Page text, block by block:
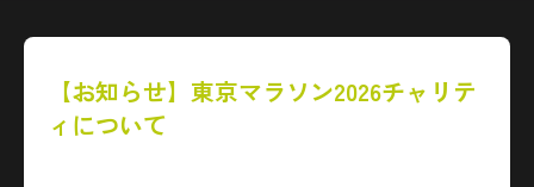
【お知らせ】東京マラソン2026チャリテ
ィについて